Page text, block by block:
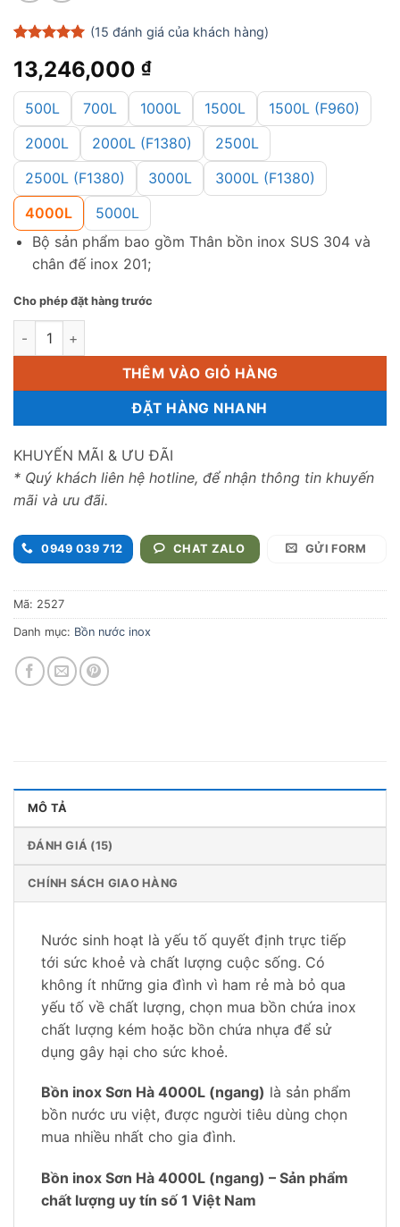
dựa trên
đánh giá
(15 đánh giá của khách hàng)
13,246,000 ₫
500L 700L 1000L 1500L
1500L (F960)
2000L
2000L (F1380)
2500L
2500L (F1380)
3000L
3000L (F1380)
4000L
5000L
Bộ sản phẩm bao gồm Thân bồn inox SUS 304 và
chân đế inox 201;
Cho phép đặt hàng trước
Bồn inox Sơn Hà 4000L (ngang) (F1420) số lượng
THÊM VÀO GIỎ HÀNG
ĐẶT HÀNG NHANH
KHUYẾN MÃI & ƯU ĐÃI
* Quý khách liên hệ hotline, để nhận thông tin khuyến
mãi và ưu đãi.
0949 039 712 CHAT ZALO GỬI FORM
Mã: 2527
Danh mục: Bồn nước inox
MÔ TẢ
ĐÁNH GIÁ (15)
CHÍNH SÁCH GIAO HÀNG
Nước sinh hoạt là yếu tố quyết định trực tiếp
tới sức khoẻ và chất lượng cuộc sống. Có
không ít những gia đình vì ham rẻ mà bỏ qua
yếu tố về chất lượng, chọn mua bồn chứa inox
chất lượng kém hoặc bồn chứa nhựa để sử
dụng gây hại cho sức khoẻ.
Bồn inox Sơn Hà 4000L (ngang) là sản phẩm
bồn nước ưu việt, được người tiêu dùng chọn
mua nhiều nhất cho gia đình.
Bồn inox Sơn Hà 4000L (ngang) – Sản phẩm
chất lượng uy tín số 1 Việt Nam